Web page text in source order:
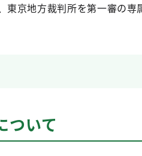
京地方裁判所を第一審の
いて